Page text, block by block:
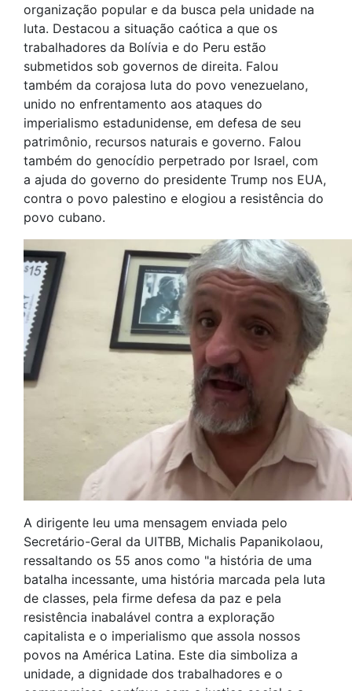
organização popular e da busca pela unidade na
luta. Destacou a situação caótica a que os
trabalhadores da Bolívia e do Peru estão
submetidos sob governos de direita. Falou
também da corajosa luta do povo venezuelano,
unido no enfrentamento aos ataques do
imperialismo estadunidense, em defesa de seu
patrimônio, recursos naturais e governo. Falou
também do genocídio perpetrado por Israel, com
a ajuda do governo do presidente Trump nos EUA,
contra o povo palestino e elogiou a resistência do
povo cubano.
A dirigente leu uma mensagem enviada pelo
Secretário-Geral da UITBB, Michalis Papanikolaou,
ressaltando os 55 anos como "a história de uma
batalha incessante, uma história marcada pela luta
de classes, pela firme defesa da paz e pela
resistência inabalável contra a exploração
capitalista e o imperialismo que assola nossos
povos na América Latina. Este dia simboliza a
unidade, a dignidade dos trabalhadores e o